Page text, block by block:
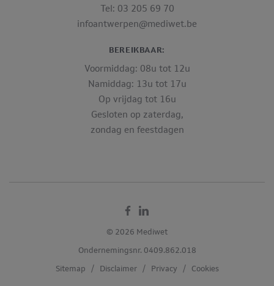
Tel: 03 205 69 70
infoantwerpen@mediwet.be
BEREIKBAAR:
Voormiddag: 08u tot 12u
Namiddag: 13u tot 17u
Op vrijdag tot 16u
Gesloten op zaterdag,
zondag en feestdagen
Facebook
Linkedin
© 2026 Mediwet
Ondernemingsnr. 0409.862.018
Sitemap / Disclaimer/ Privacy / Cookies